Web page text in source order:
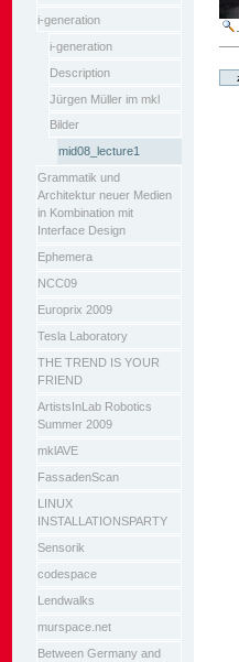
i-generation
i-generation
Description
Jürgen Müller im mkl
Bilder
mid08_lecture1
Grammatik und
Architektur neuer Medien
in Kombination mit
Interface Design
Ephemera
NCC09
Europrix 2009
Tesla Laboratory
THE TREND IS YOUR
FRIEND
ArtistsInLab Robotics
Summer 2009
mklAVE
FassadenScan
LINUX
INSTALLATIONSPARTY
Sensorik
codespace
Lendwalks
murspace.net
Between Germany and